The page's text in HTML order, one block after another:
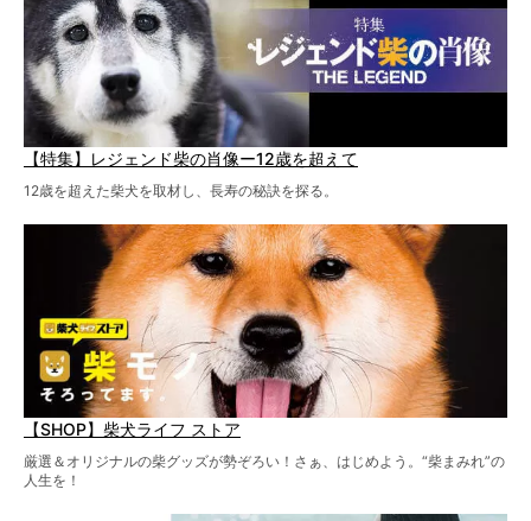
【特集】レジェンド柴の肖像ー12歳を超えて
12歳を超えた柴犬を取材し、長寿の秘訣を探る。
【SHOP】柴犬ライフ ストア
厳選＆オリジナルの柴グッズが勢ぞろい！さぁ、はじめよう。“柴まみれ”の
人生を！